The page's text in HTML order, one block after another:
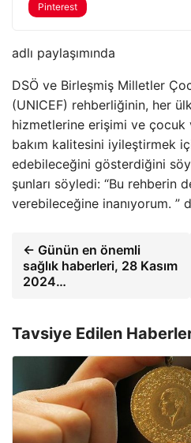
Pinterest
adlı paylaşımında
DSÖ ve Birleşmiş Milletler
(UNICEF) rehberliğinin, her
hizmetlerine erişimi ve
bakım kalitesini iyileştirmek
edebileceğini gösterdiğini
şunları söyledi: “Bu rehberin
verebileceğine inanıyorum. ”
← Günün en önemli
sağlık haberleri, 28 Kasım
2024…
Tavsiye Edilen